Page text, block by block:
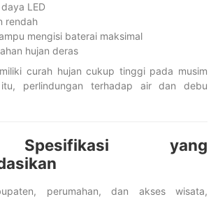
LED
rendah
mengisi baterai maksimal
hujan deras
curah hujan cukup tinggi pada musim
perlindungan terhadap air dan debu
yang
perumahan, dan akses wisata,